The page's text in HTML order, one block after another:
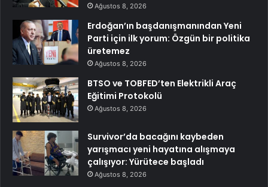
Ağustos 8, 2026
Erdoğan’ın başdanışmanından Yeni
Parti için ilk yorum: Özgün bir politika
üretemez
Ağustos 8, 2026
BTSO ve TOBFED’ten Elektrikli Araç
Eğitimi Protokolü
Ağustos 8, 2026
Survivor’da bacağını kaybeden
yarışmacı yeni hayatına alışmaya
çalışıyor: Yürütece başladı
Ağustos 8, 2026